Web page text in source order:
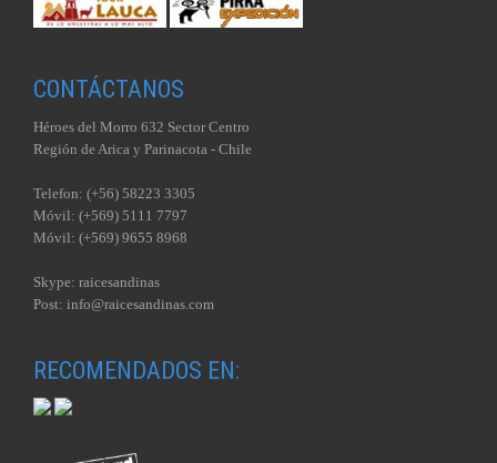
CONTÁCTANOS
Héroes del Morro 632 Sector Centro
Región de Arica y Parinacota - Chile
Telefon: (+56) 58223 3305
Móvil: (+569) 5111 7797
Móvil: (+569) 9655 8968
Skype: raicesandinas
Post: info@raicesandinas.com
RECOMENDADOS EN: